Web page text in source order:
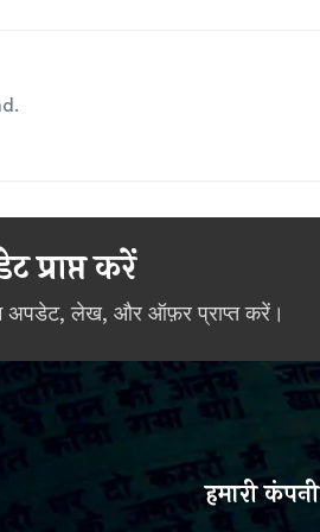
करें
अपडेट, लेख, और ऑफ़र प्राप्त करें।
हमारी कंपनी